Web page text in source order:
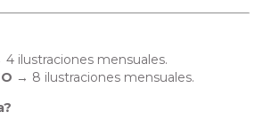
4 ilustraciones mensuales.
→ 8 ilustraciones mensuales.